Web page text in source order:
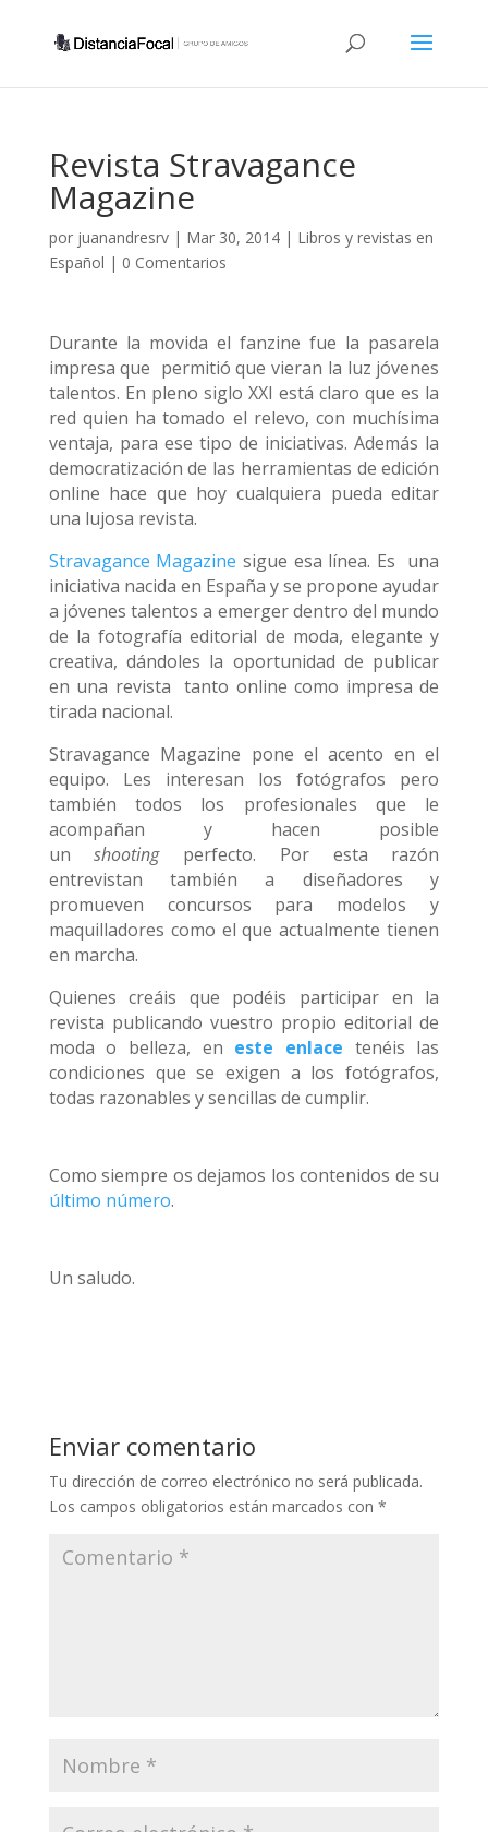
Revista Stravagance
Magazine
por juanandresrv| Mar 30, 2014| Libros y revistas en
Español | 0 Comentarios
Durante la movida el fanzine fue la pasarela
impresa que permitió que vieran la luz jóvenes
talentos. En pleno siglo XXI está claro que es la
red quien ha tomado el relevo, con muchísima
ventaja, para ese tipo de iniciativas. Además la
democratización de las herramientas de edición
online hace que hoy cualquiera pueda editar
una lujosa revista.
Stravagance Magazine sigue esa línea. Es una
iniciativa nacida en España y se propone ayudar
a jóvenes talentos a emerger dentro del mundo
de la fotografía editorial de moda, elegante y
creativa, dándoles la oportunidad de publicar
en una revista tanto online como impresa de
tirada nacional.
Stravagance Magazine pone el acento en el
equipo. Les interesan los fotógrafos pero
también todos los profesionales que le
acompañan y hacen posible
unshootingperfecto. Por esta razón
entrevistan también a diseñadores y
promueven concursos para modelos y
maquilladores como el que actualmente tienen
en marcha.
Quienes creáis que podéis participar en la
revista publicando vuestro propio editorial de
moda o belleza, en este enlace tenéis las
condiciones que se exigen a los fotógrafos,
todas razonables y sencillas de cumplir.
Como siempre os dejamos los contenidos de su
último número.
Un saludo.
Enviar comentario
Tu dirección de correo electrónico no será publicada.
Los campos obligatorios están marcados con *